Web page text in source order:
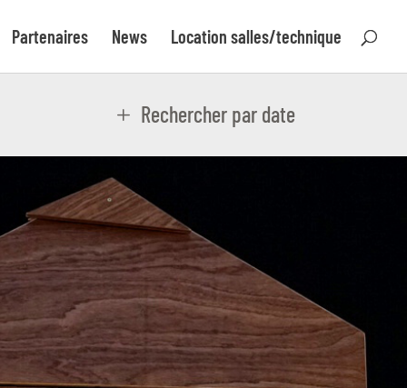
Partenaires News Location salles/technique
Rechercher par date